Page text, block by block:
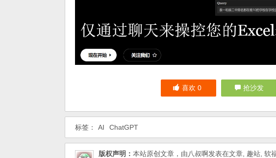
喜欢0 抢沙发
标签： AI ChatGPT
版权声明： 本站原创文章，由八叔啊发表在文章 趣站 软